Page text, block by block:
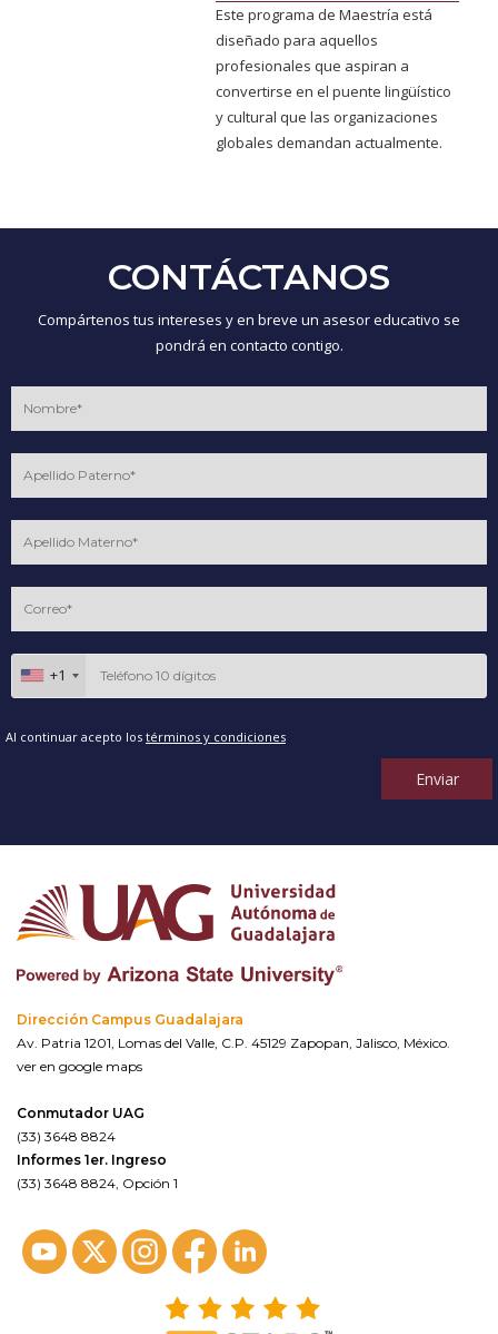
Este programa de Maestría está
diseñado para aquellos
profesionales que aspiran a
convertirse en el puente lingüístico
y cultural que las organizaciones
globales demandan actualmente.
CONTÁCTANOS
Compártenos tus intereses y en breve un asesor educativo se
pondrá en contacto contigo.
+1
Al continuar acepto los términos y condiciones
Enviar
Dirección Campus Guadalajara
Av. Patria 1201, Lomas del Valle, C.P. 45129 Zapopan, Jalisco, México.
ver en google maps
Conmutador UAG
(33) 3648 8824
Informes 1er. Ingreso
(33) 3648 8824, Opción 1